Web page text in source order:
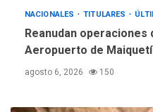
NACIONALES TITULARES
Reanudan
Aeropuerto de
agosto 6, 2026 150